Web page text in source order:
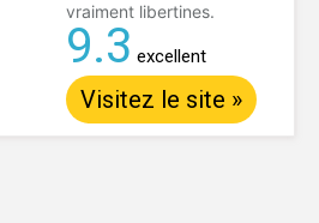
vraiment libertines.
9.3 excellent
Visitez le site »